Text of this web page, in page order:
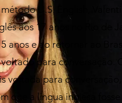
método U.S. English,
aos 17 anos no Rio de
5 anos e ao retornar ao
para conversação.
voltada para
que a língua inglesa